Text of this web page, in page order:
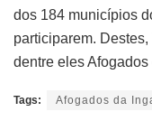
dos 184 municípios
participarem.
dentre eles
Tags: Afogados da